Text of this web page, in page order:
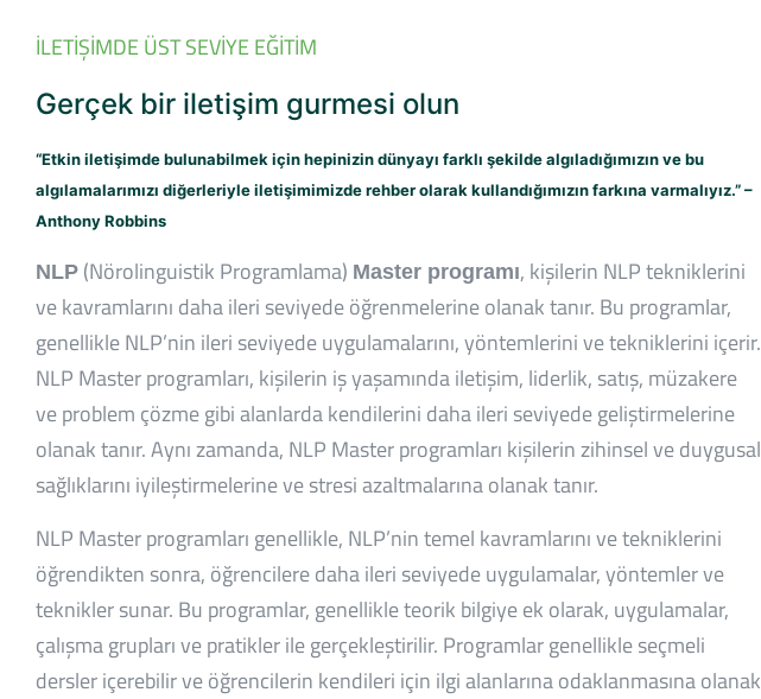
İLETİŞİMDE ÜST SEVİYE EĞİTİM
Gerçek bir iletişim gurmesi olun
“Etkin iletişimde bulunabilmek için hepinizin dünyayı farklı şekilde algıladığımızın ve bu
algılamalarımızı diğerleriyle iletişimimizde rehber olarak kullandığımızın farkına varmalıyız.” –
Anthony Robbins
NLP (Nörolinguistik Programlama) Master programı, kişilerin NLP tekniklerini
ve kavramlarını daha ileri seviyede öğrenmelerine olanak tanır. Bu programlar,
genellikle NLP’nin ileri seviyede uygulamalarını, yöntemlerini ve tekniklerini içerir.
NLP Master programları, kişilerin iş yaşamında iletişim, liderlik, satış, müzakere
ve problem çözme gibi alanlarda kendilerini daha ileri seviyede geliştirmelerine
olanak tanır. Aynı zamanda, NLP Master programları kişilerin zihinsel ve duygusal
sağlıklarını iyileştirmelerine ve stresi azaltmalarına olanak tanır.
NLP Master programları genellikle, NLP’nin temel kavramlarını ve tekniklerini
öğrendikten sonra, öğrencilere daha ileri seviyede uygulamalar, yöntemler ve
teknikler sunar. Bu programlar, genellikle teorik bilgiye ek olarak, uygulamalar,
çalışma grupları ve pratikler ile gerçekleştirilir. Programlar genellikle seçmeli
dersler içerebilir ve öğrencilerin kendileri için ilgi alanlarına odaklanmasına olanak